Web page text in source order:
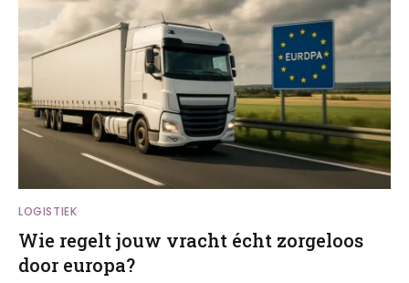
LOGISTIEK
Wie regelt jouw vracht écht zorgeloos
door europa?